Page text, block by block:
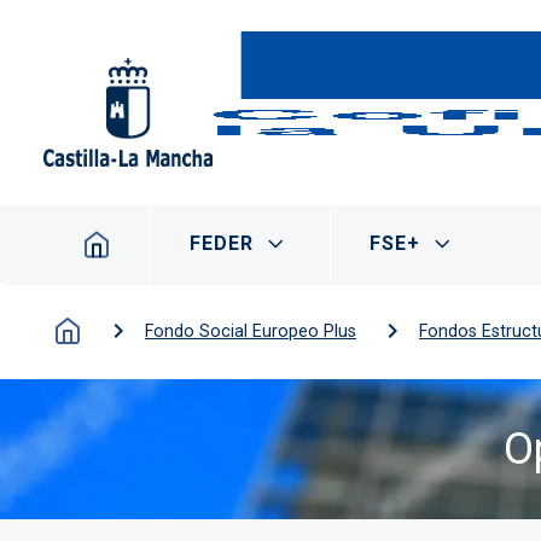
Navegación principal
FEDER FSE+
Fondo Social Europeo Plus Fondos